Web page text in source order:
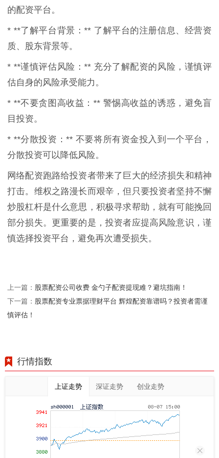
的配资平台。
* **了解平台背景：** 了解平台的注册信息、经营资
质、股东背景等。
* **谨慎评估风险：** 充分了解配资的风险，谨慎评
估自身的风险承受能力。
* **不要贪图高收益：** 警惕高收益的诱惑，避免盲
目投资。
* **分散投资：** 不要将所有资金投入到一个平台，
分散投资可以降低风险。
网络配资跑路给投资者带来了巨大的经济损失和精神
打击。维权之路漫长而艰辛，但只要投资者坚持不懈
炒股杠杆是什么意思，积极寻求帮助，就有可能挽回
部分损失。更重要的是，投资者应提高风险意识，谨
慎选择投资平台，避免再次遭受损失。
上一篇： 股票配资公司收费 金勺子配资提现难？避坑指南！
下一篇： 股票配资专业票据理财平台 辉煌配资靠谱吗？投资者需谨
慎评估！
行情指数
上证走势 深证走势 创业走势